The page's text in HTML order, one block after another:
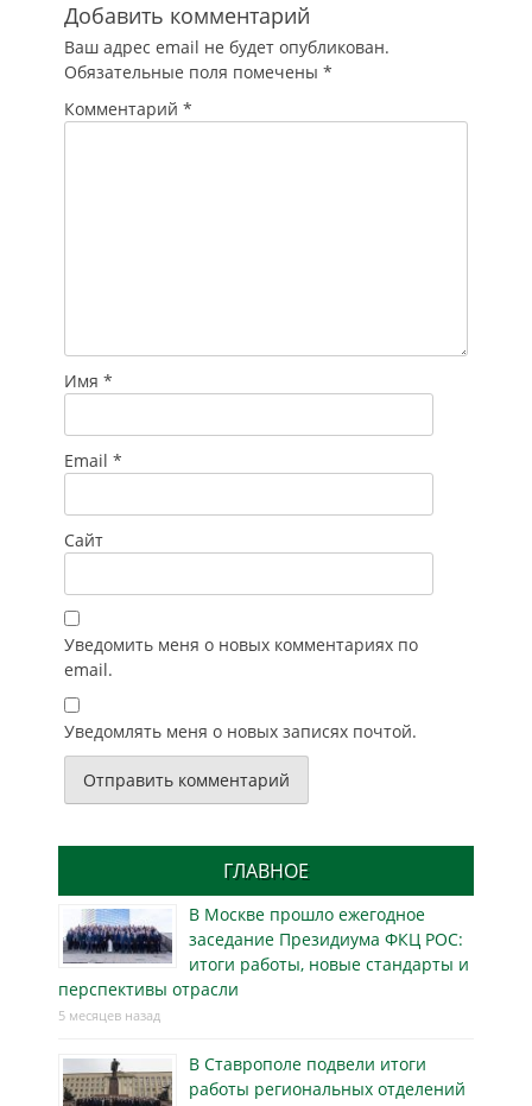
Добавить комментарий
Ваш адрес email не будет опубликован.
Обязательные поля помечены *
Комментарий *
Имя *
Email *
Сайт
Уведомить меня о новых комментариях по
email.
Уведомлять меня о новых записях почтой.
ГЛАВНОЕ
В Москве прошло ежегодное
заседание Президиума ФКЦ РОС:
итоги работы, новые стандарты и
перспективы отрасли
5 месяцев назад
В Ставрополе подвели итоги
работы региональных отделений